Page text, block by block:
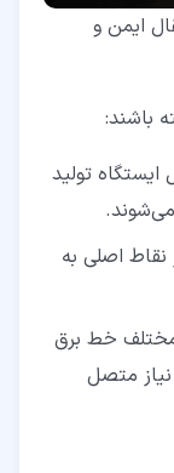
ایمن و
باشند:
تولید
نقاط اصلی به
مختلف خط برق
متصل